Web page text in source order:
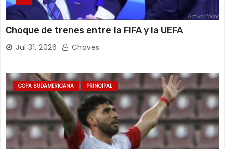
Choque de trenes entre la FIFA y la UEFA
Jul 31, 2026 Chaves
COPA SUDAMERICANA PRINCIPAL